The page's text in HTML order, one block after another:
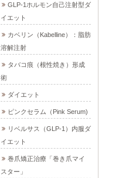
GLP-1ホルモン自己注射型ダ
イエット
カベリン（Kabelline）：脂肪
溶解注射
タバコ痕（根性焼き）形成
術
ダイエット
ピンクセラム（Pink Serum)
リベルサス（GLP-1）内服ダ
イエット
巻爪矯正治療「巻き爪マイ
スター」